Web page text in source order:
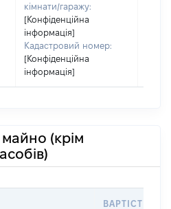
кімнати/гаражу:
[Конфіденційна
інформація]
Кадастровий номер:
[Конфіденційна
інформація]
(крім
ВАРТІСТЬ НА